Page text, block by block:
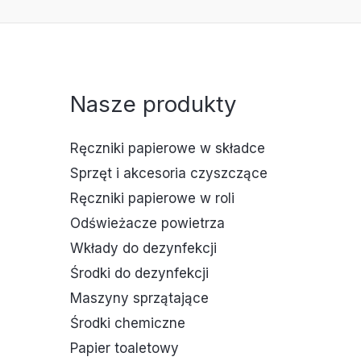
Nasze produkty
Ręczniki papierowe w składce
Sprzęt i akcesoria czyszczące
Ręczniki papierowe w roli
Odświeżacze powietrza
Wkłady do dezynfekcji
Środki do dezynfekcji
Maszyny sprzątające
Środki chemiczne
Papier toaletowy